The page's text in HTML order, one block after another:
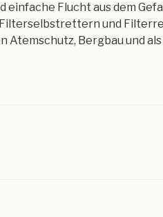
einfache Flucht aus dem
und
Atemschutz, Bergbau und